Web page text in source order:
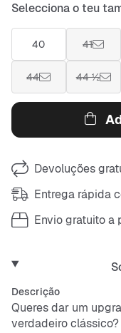
Selecciona o teu
40 41
44 44 ½
Devoluções
Entrega rápida
Envio gratuito a
Descrição
Queres dar um
verdadeiro clássico?